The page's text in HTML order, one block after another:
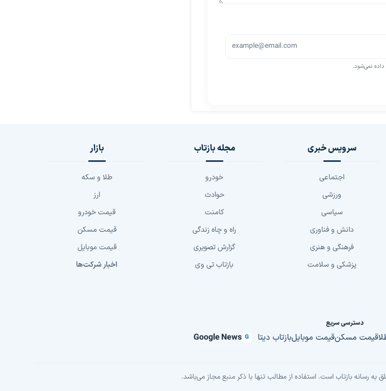
نمی‌شود.
سرویس خبری
اجتماعی
ورزشی
سیاسی
دانش و فناوری
فرهنگی و هنری
پزشکی و سلامت
مجله بازتاب
خودرو
حوادث
کامنت
راه و چاه زندگی
گزارش تصویری
بازتاب تی وی
بازار
طلا و سکه
ارز
قیمت خودرو
قیمت مسکن
قیمت موبایل
اخبار شرکت‌ها
دسترسی سریع
قیمت مسکنقیمت موبایلبازتاب دیتا G
Google News
رسانه بازتاب است. استفاده از مطالب تنها با ذکر منبع مجاز می‌باشد.